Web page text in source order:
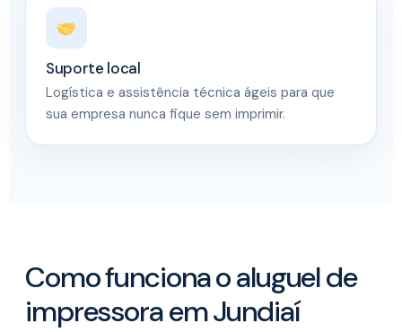
Suporte local
Logística e assistência técnica ágeis para que
sua empresa nunca fique sem imprimir.
Como funciona o aluguel de
impressora em Jundiaí